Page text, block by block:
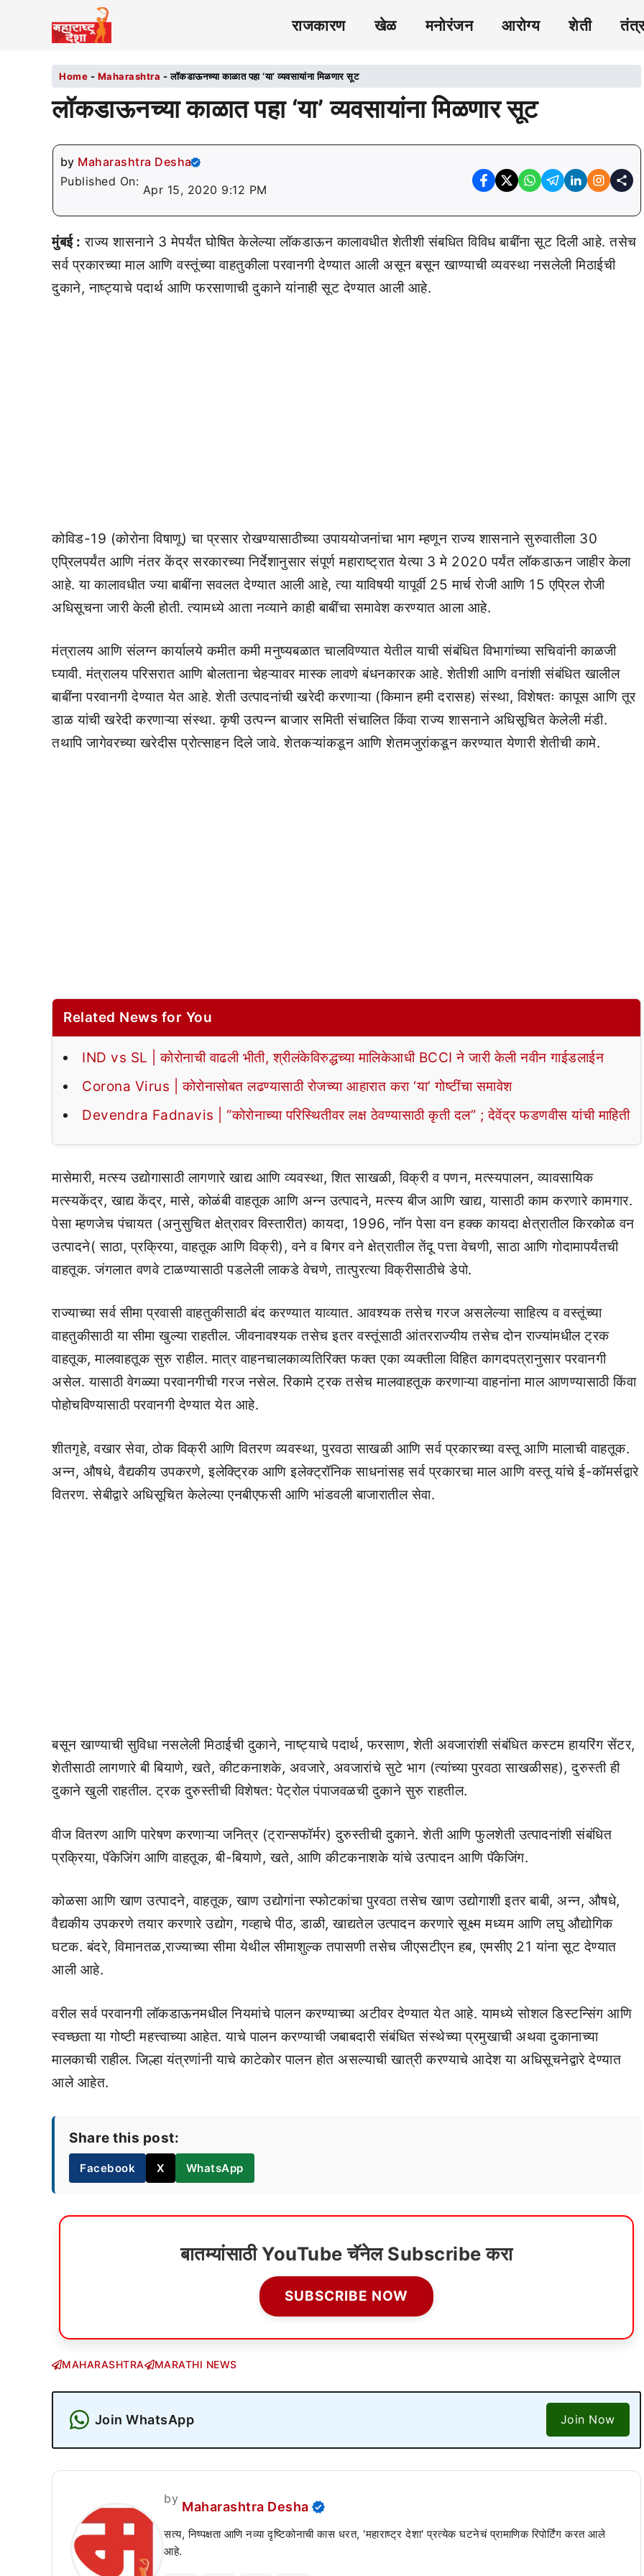
राजकारण खेळ मनोरंजन आरोग्य शेती
Home - Maharashtra -लॉकडाऊनच्या काळात पहा ‘या’ व्यवसायांना मिळणार सूट
लॉकडाऊनच्या काळात पहा ‘या’ व्यवसायांना मिळणार सूट
by Maharashtra Desha
Published On:
Apr 15, 2020 9:12 PM
मुंबई : राज्य शासनाने 3 मेपर्यंत घोषित केलेल्या लॉकडाऊन कालावधीत शेतीशी संबधित विविध बाबींना सूट दिली आहे. तसेच
सर्व प्रकारच्या माल आणि वस्तूंच्या वाहतुकीला परवानगी देण्यात आली असून बसून खाण्याची व्यवस्था नसलेली मिठाईची
दुकाने, नाष्ट्याचे पदार्थ आणि फरसाणाची दुकाने यांनाही सूट देण्यात आली आहे.
कोविड-19 (कोरोना विषाणू) चा प्रसार रोखण्यासाठीच्या उपाययोजनांचा भाग म्हणून राज्य शासनाने सुरुवातीला 30
एप्रिलपर्यंत आणि नंतर केंद्र सरकारच्या निर्देशानुसार संपूर्ण महाराष्ट्रात येत्या 3 मे 2020 पर्यंत लॉकडाऊन जाहीर केला
आहे. या कालावधीत ज्या बाबींना सवलत देण्यात आली आहे, त्या याविषयी यापूर्वी 25 मार्च रोजी आणि 15 एप्रिल रोजी
अधिसूचना जारी केली होती. त्यामध्ये आता नव्याने काही बाबींचा समावेश करण्यात आला आहे.
मंत्रालय आणि संलग्न कार्यालये कमीत कमी मनुष्यबळात चालविण्यात येतील याची संबंधित विभागांच्या सचिवांनी काळजी
घ्यावी. मंत्रालय परिसरात आणि बोलताना चेहऱ्यावर मास्क लावणे बंधनकारक आहे. शेतीशी आणि वनांशी संबंधित खालील
बाबींना परवानगी देण्यात येत आहे. शेती उत्पादनांची खरेदी करणाऱ्या (किमान हमी दरासह) संस्था, विशेषतः कापूस आणि तूर
डाळ यांची खरेदी करणाऱ्या संस्था. कृषी उत्पन्न बाजार समिती संचालित किंवा राज्य शासनाने अधिसूचित केलेली मंडी.
तथापि जागेवरच्या खरेदीस प्रोत्साहन दिले जावे. शेतकऱ्यांकडून आणि शेतमजुरांकडून करण्यात येणारी शेतीची कामे.
Related News for You
IND vs SL | कोरोनाची वाढली भीती, श्रीलंकेविरुद्धच्या मालिकेआधी BCCI ने जारी केली नवीन गाईडलाईन
Corona Virus | कोरोनासोबत लढण्यासाठी रोजच्या आहारात करा ‘या’ गोष्टींचा समावेश
Devendra Fadnavis | “कोरोनाच्या परिस्थितीवर लक्ष ठेवण्यासाठी कृती दल” ; देवेंद्र फडणवीस यांची माहिती
मासेमारी, मत्स्य उद्योगासाठी लागणारे खाद्य आणि व्यवस्था, शित साखळी, विक्री व पणन, मत्स्यपालन, व्यावसायिक
मत्स्यकेंद्र, खाद्य केंद्र, मासे, कोळंबी वाहतूक आणि अन्न उत्पादने, मत्स्य बीज आणि खाद्य, यासाठी काम करणारे कामगार.
पेसा म्हणजेच पंचायत (अनुसुचित क्षेत्रावर विस्तारीत) कायदा, 1996, नॉन पेसा वन हक्क कायदा क्षेत्रातील किरकोळ वन
उत्पादने( साठा, प्रक्रिया, वाहतूक आणि विक्री), वने व बिगर वने क्षेत्रातील तेंदू पत्ता वेचणी, साठा आणि गोदामापर्यंतची
वाहतूक. जंगलात वणवे टाळण्यासाठी पडलेली लाकडे वेचणे, तात्पुरत्या विक्रीसाठीचे डेपो.
राज्याच्या सर्व सीमा प्रवासी वाहतुकीसाठी बंद करण्यात याव्यात. आवश्यक तसेच गरज असलेल्या साहित्य व वस्तूंच्या
वाहतुकीसाठी या सीमा खुल्या राहतील. जीवनावश्यक तसेच इतर वस्तूंसाठी आंतरराज्यीय तसेच दोन राज्यांमधील ट्रक
वाहतूक, मालवाहतूक सुरु राहील. मात्र वाहनचालकाव्यतिरिक्त फक्त एका व्यक्तीला विहित कागदपत्रानुसार परवानगी
असेल. यासाठी वेगळ्या परवानगीची गरज नसेल. रिकामे ट्रक तसेच मालवाहतूक करणाऱ्या वाहनांना माल आणण्यासाठी किंवा
पोहोचविण्यासाठी परवानगी देण्यात येत आहे.
शीतगृहे, वखार सेवा, ठोक विक्री आणि वितरण व्यवस्था, पुरवठा साखळी आणि सर्व प्रकारच्या वस्तू आणि मालाची वाहतूक.
अन्न, औषधे, वैद्यकीय उपकरणे, इलेक्ट्रिक आणि इलेक्ट्रॉनिक साधनांसह सर्व प्रकारचा माल आणि वस्तू यांचे ई-कॉमर्सद्वारे
वितरण. सेबीद्वारे अधिसूचित केलेल्या एनबीएफसी आणि भांडवली बाजारातील सेवा.
बसून खाण्याची सुविधा नसलेली मिठाईची दुकाने, नाष्ट्याचे पदार्थ, फरसाण, शेती अवजारांशी संबंधित कस्टम हायरिंग सेंटर,
शेतीसाठी लागणारे बी बियाणे, खते, कीटकनाशके, अवजारे, अवजारांचे सुटे भाग (त्यांच्या पुरवठा साखळीसह), दुरुस्ती ही
दुकाने खुली राहतील. ट्रक दुरुस्तीची विशेषत: पेट्रोल पंपाजवळची दुकाने सुरु राहतील.
वीज वितरण आणि पारेषण करणाऱ्या जनित्र (ट्रान्सफॉर्मर) दुरुस्तीची दुकाने. शेती आणि फुलशेती उत्पादनांशी संबंधित
प्रक्रिया, पॅकेजिंग आणि वाहतूक, बी-बियाणे, खते, आणि कीटकनाशके यांचे उत्पादन आणि पॅकेजिंग.
कोळसा आणि खाण उत्पादने, वाहतूक, खाण उद्योगांना स्फोटकांचा पुरवठा तसेच खाण उद्योगाशी इतर बाबी, अन्न, औषधे,
वैद्यकीय उपकरणे तयार करणारे उद्योग, गव्हाचे पीठ, डाळी, खाद्यतेल उत्पादन करणारे सूक्ष्म मध्यम आणि लघु औद्योगिक
घटक. बंदरे, विमानतळ,राज्याच्या सीमा येथील सीमाशुल्क तपासणी तसेच जीएसटीएन हब, एमसीए 21 यांना सूट देण्यात
आली आहे.
वरील सर्व परवानगी लॉकडाऊनमधील नियमांचे पालन करण्याच्या अटीवर देण्यात येत आहे. यामध्ये सोशल डिस्टन्सिंग आणि
स्वच्छता या गोष्टी महत्त्वाच्या आहेत. याचे पालन करण्याची जबाबदारी संबंधित संस्थेच्या प्रमुखाची अथवा दुकानाच्या
मालकाची राहील. जिल्हा यंत्रणांनी याचे काटेकोर पालन होत असल्याची खात्री करण्याचे आदेश या अधिसूचनेद्वारे देण्यात
आले आहेत.
Share this post:
Facebook X WhatsApp
बातम्यांसाठी YouTube चॅनेल Subscribe करा
SUBSCRIBE NOW
MAHARASHTRA MARATHI NEWS
Join WhatsApp Join Now
by
Maharashtra Desha
सत्य, निष्पक्षता आणि नव्या दृष्टिकोनाची कास धरत, 'महाराष्ट्र देशा' प्रत्येक घटनेचं प्रामाणिक रिपोर्टिंग करत आले
आहे.